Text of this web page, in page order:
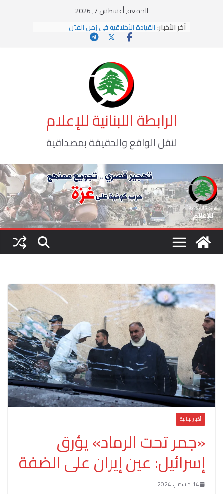
الجمعة, أغسطس 7, 2026
آخر الأخبار:القيادة الأخلاقية في زمن الفتن
الاستلاب الثقافي وتحديات الهوية الإسلامية
يومَ يَفيضُ العَرَقُ
الرابطة اللبنانية للإعلام
لنقل الواقع والحقيقة بمصداقية
أخبار لبنانية
«جمر تحت الرماد» يؤرق
إسرائيل: عين إيران على الضفة
14 ديسمبر، 2024